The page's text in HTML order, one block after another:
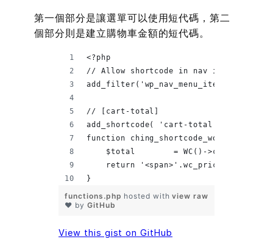
第一個部分是讓選單可以使用短代碼，第二
個部分則是建立購物車金額的短代碼。
<?php
// Allow shortcode in nav items
add_filter('wp_nav_menu_items',
// [cart-total]
add_shortcode( 'cart-total',
function
$total        = WC()->cart-
return
}
view raw
functions.php hosted with
❤ by GitHub
View this gist on GitHub